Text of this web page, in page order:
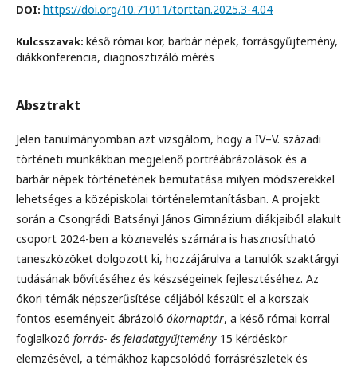
DOI: https://doi.org/10.71011/torttan.2025.3-4.04
Kulcsszavak: késő római kor, barbár népek, forrásgyűjtemény,
diákkonferencia, diagnosztizáló mérés
Absztrakt
Jelen tanulmányomban azt vizsgálom, hogy a IV–V. századi
történeti munkákban megjelenő portréábrázolások és a
barbár népek történetének bemutatása milyen módszerekkel
lehetséges a középiskolai történelemtanításban. A projekt
során a Csongrádi Batsányi János Gimnázium diákjaiból alakult
csoport 2024-ben a köznevelés számára is hasznosítható
taneszközöket dolgozott ki, hozzájárulva a tanulók szaktárgyi
tudásának bővítéséhez és készségeinek fejlesztéséhez. Az
ókori témák népszerűsítése céljából készült el a korszak
fontos eseményeit ábrázoló ókornaptár, a késő római korral
foglalkozó forrás- és feladatgyűjtemény 15 kérdéskör
elemzésével, a témákhoz kapcsolódó forrásrészletek és